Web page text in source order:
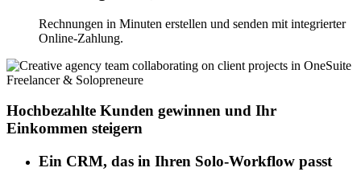
Rechnungen in Minuten erstellen und senden mit integrierter
Online-Zahlung.
Freelancer & Solopreneure
Hochbezahlte Kunden gewinnen und Ihr
Einkommen steigern
Ein CRM, das in Ihren Solo-Workflow passt